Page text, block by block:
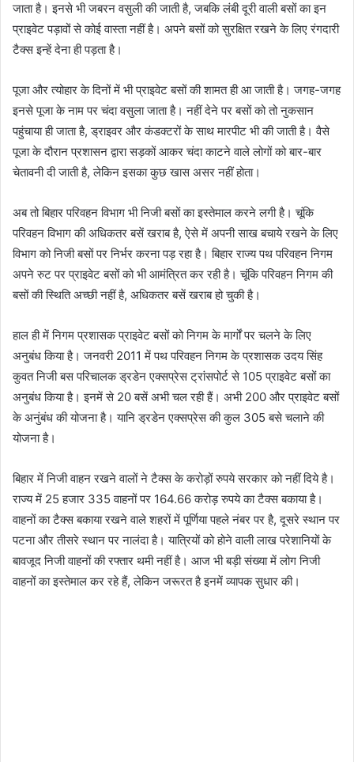
जाता है। इनसे भी जबरन वसुली की जाती है, जबकि लंबी दूरी वाली बसों का इन
प्राइवेट पड़ावों से कोई वास्ता नहीं है। अपने बसों को सुरक्षित रखने के लिए रंगदारी
टैक्स इन्हें देना ही पड़ता है।
पूजा और त्योहार के दिनों में भी प्राइवेट बसों की शामत ही आ जाती है। जगह-जगह
इनसे पूजा के नाम पर चंदा वसुला जाता है। नहीं देने पर बसों को तो नुकसान
पहुंचाया ही जाता है, ड्राइवर और कंडक्टरों के साथ मारपीट भी की जाती है। वैसे
पूजा के दौरान प्रशासन द्वारा सड़कों आकर चंदा काटने वाले लोगों को बार-बार
चेतावनी दी जाती है, लेकिन इसका कुछ खास असर नहीं होता।
अब तो बिहार परिवहन विभाग भी निजी बसों का इस्तेमाल करने लगी है। चूंकि
परिवहन विभाग की अधिकतर बसें खराब है, ऐसे में अपनी साख बचाये रखने के लिए
विभाग को निजी बसों पर निर्भर करना पड़ रहा है। बिहार राज्य पथ परिवहन निगम
अपने रुट पर प्राइवेट बसों को भी आमंत्रित कर रही है। चूंकि परिवहन निगम की
बसों की स्थिति अच्छी नहीं है, अधिकतर बसें खराब हो चुकी है।
हाल ही में निगम प्रशासक प्राइवेट बसों को निगम के मार्गों पर चलने के लिए
अनुबंध किया है। जनवरी 2011 में पथ परिवहन निगम के प्रशासक उदय सिंह
कुवत निजी बस परिचालक ड्रडेन एक्सप्रेस ट्रांसपोर्ट से 105 प्राइवेट बसों का
अनुबंध किया है। इनमें से 20 बसें अभी चल रही हैं। अभी 200 और प्राइवेट बसों
के अनुंबंध की योजना है। यानि ड्रडेन एक्सप्रेस की कुल 305 बसे चलाने की
योजना है।
बिहार में निजी वाहन रखने वालों ने टैक्स के करोड़ों रुपये सरकार को नहीं दिये है।
राज्य में 25 हजार 335 वाहनों पर 164.66 करोड़ रुपये का टैक्स बकाया है।
वाहनों का टैक्स बकाया रखने वाले शहरों में पूर्णिया पहले नंबर पर है, दूसरे स्थान पर
पटना और तीसरे स्थान पर नालंदा है। यात्रियों को होने वाली लाख परेशानियों के
बावजूद निजी वाहनों की रफ्तार थमी नहीं है। आज भी बड़ी संख्या में लोग निजी
वाहनों का इस्तेमाल कर रहे हैं, लेकिन जरूरत है इनमें व्यापक सुधार की।